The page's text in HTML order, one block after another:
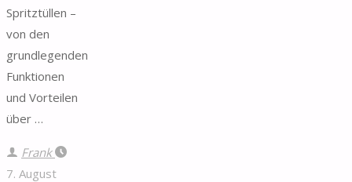
Spritztüllen –
von den
grundlegenden
Funktionen
und Vorteilen
über …
Frank
7. August